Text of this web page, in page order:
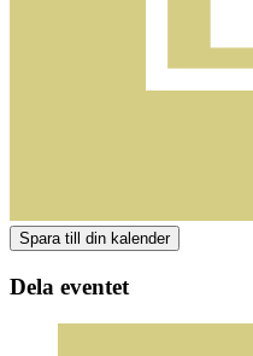
Dela eventet